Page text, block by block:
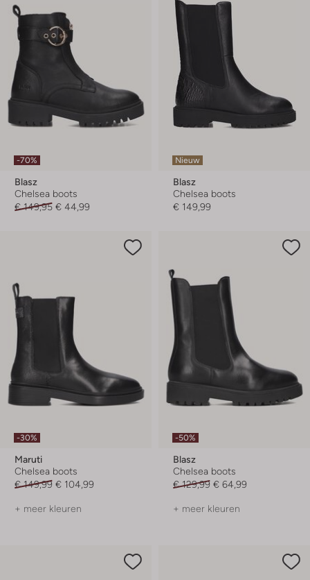
-70%
Blasz
Chelsea boots
€ 149,95 € 44,99
Nieuw
Blasz
Chelsea boots
€ 149,99
-30%
Maruti
Chelsea boots
€ 149,99 € 104,99
+ meer kleuren
-50%
Blasz
Chelsea boots
€ 129,99 € 64,99
+ meer kleuren